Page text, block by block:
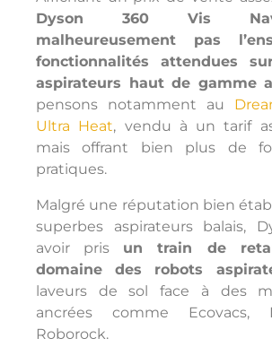
Dyson 360 Vis
malheureusement pas
fonctionnalités attendues
aspirateurs haut de gamme
pensons notamment au
Ultra Heat, vendu à un tarif
mais offrant bien plus de
pratiques.
Malgré une réputation bien
superbes aspirateurs balais,
avoir pris un train de
domaine des robots
laveurs de sol face à des
ancrées comme Ecovacs,
Roborock.